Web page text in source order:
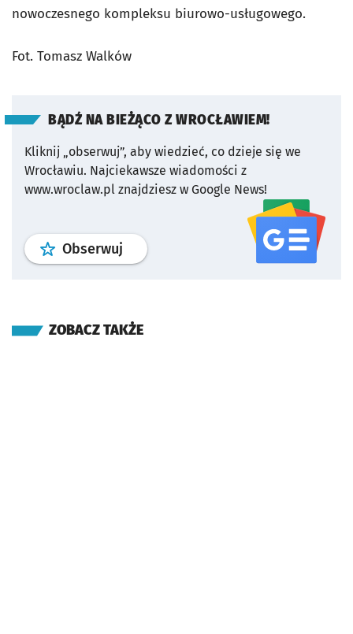
nowoczesnego kompleksu biurowo-usługowego.
Fot. Tomasz Walków
BĄDŹ NA BIEŻĄCO Z WROCŁAWIEM!
Kliknij „obserwuj”, aby wiedzieć, co dzieje się we
Wrocławiu. Najciekawsze wiadomości z
www.wroclaw.pl znajdziesz w Google News!
Obserwuj profil serwisu
ZOBACZ TAKŻE